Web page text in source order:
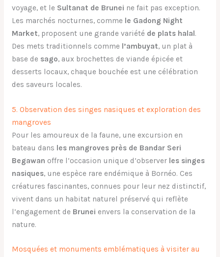
voyage, et le Sultanat de Brunei ne fait pas exception.
Les marchés nocturnes, comme le Gadong Night
Market, proposent une grande variété de plats halal.
Des mets traditionnels comme l’ambuyat, un plat à
base de sago, aux brochettes de viande épicée et
desserts locaux, chaque bouchée est une célébration
des saveurs locales.
5. Observation des singes nasiques et exploration des
mangroves
Pour les amoureux de la faune, une excursion en
bateau dans les mangroves près de Bandar Seri
Begawan offre l’occasion unique d’observer les singes
nasiques, une espèce rare endémique à Bornéo. Ces
créatures fascinantes, connues pour leur nez distinctif,
vivent dans un habitat naturel préservé qui reflète
l’engagement de Brunei envers la conservation de la
nature.
Mosquées et monuments emblématiques à visiter au